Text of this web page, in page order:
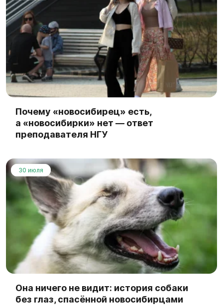
Почему «новосибирец» есть,
а «новосибирки» нет — ответ
преподавателя НГУ
30 июля
Она ничего не видит: история собаки
без глаз, спасённой новосибирцами